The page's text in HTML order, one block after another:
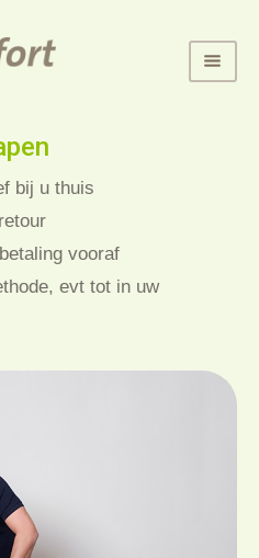
bij u thuis
vooraf
evt tot in uw